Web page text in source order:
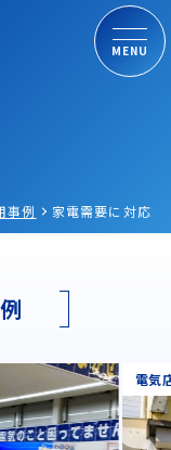
MENU
事例 家電需要に対応
電気